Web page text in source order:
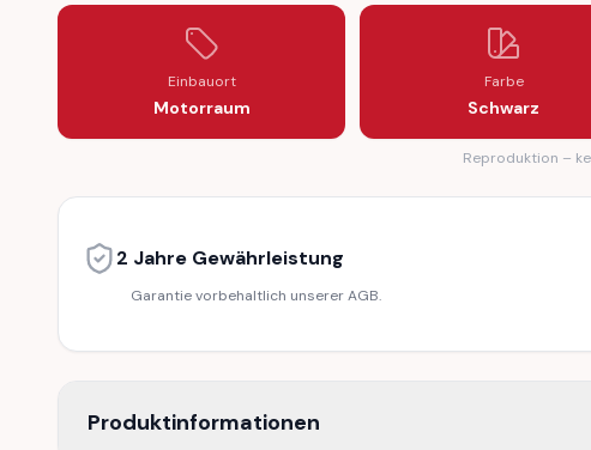
Einbauort
Motorraum
Farbe
Schwarz
Reproduktion –
2 Jahre Gewährleistung
Garantie vorbehaltlich unserer AGB.
Produktinformationen